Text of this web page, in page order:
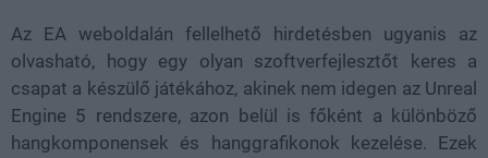
Az EA weboldalán fellelhető hirdetésben ugyanis az
olvasható, hogy egy olyan szoftverfejlesztőt keres a
csapat a készülő játékához, akinek nem idegen az Unreal
Engine 5 rendszere, azon belül is főként a különböző
hangkomponensek és hanggrafikonok kezelése. Ezek